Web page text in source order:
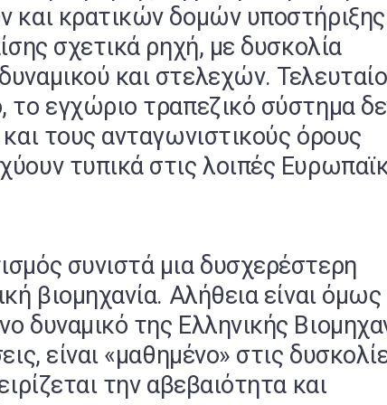
και κρατικών δομών
σχετικά ρηχή, με δυσκολία
και στελεχών. Τελευταίο
το εγχώριο τραπεζικό σύστημα
τους ανταγωνιστικούς όρους
τυπικά στις λοιπές
συνιστά μια δυσχερέστερη
βιομηχανία. Αλήθεια είναι όμως
δυναμικό της Ελληνικής
είναι «μαθημένο» στις
την αβεβαιότητα και